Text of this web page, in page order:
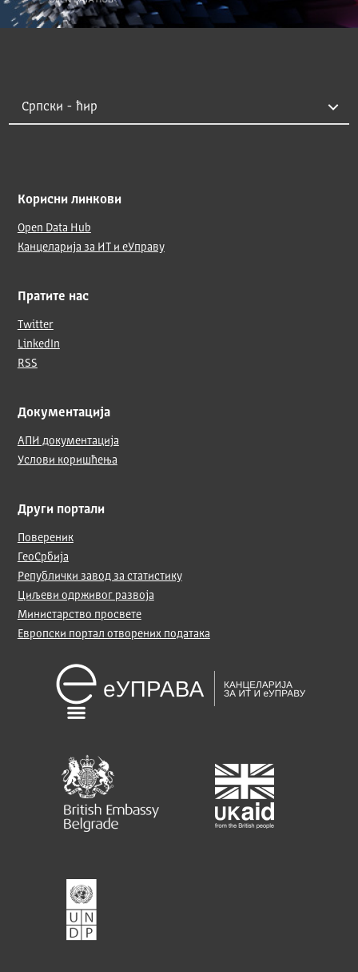
Корисни линкови
Open Data Hub
Канцеларија за ИТ и еУправу
Пратите нас
Twitter
LinkedIn
RSS
Документација
АПИ документација
Услови коришћења
Други портали
Повереник
ГеоСрбија
Републички завод за статистику
Циљеви одрживог развоја
Министарство просвете
Европски портал отворених података